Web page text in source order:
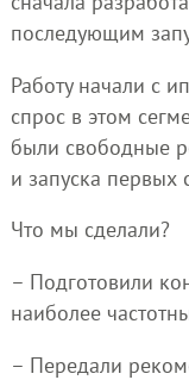
последующим
Работу начали с
спрос в этом
были свободные
и запуска первых
Что мы сделали?
– Подготовили
наиболее
– Передали